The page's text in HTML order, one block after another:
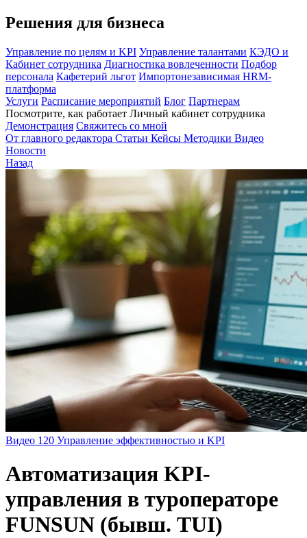
Решения для бизнеса
Управление по целям и KPI Управление талантами КЭДО и
Кабинет сотрудника Диагностика вовлеченности Подбор
персонала Кафетерий льгот Импортонезависимая HRM-
платформа
Услуги Расписание мероприятий Блог Партнерам
Посмотрите, как работает Личный кабинет сотрудника
Демонстрация Свяжитесь со мной
От главного редактора Статьи Кейсы Методики Видео
Новости
Назад
Видео 120 Управление эффективностью и KPI
Автоматизация KPI-
управления в туроператоре
FUNSUN (бывш. TUI)